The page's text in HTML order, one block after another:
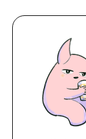
2026年9月号
た